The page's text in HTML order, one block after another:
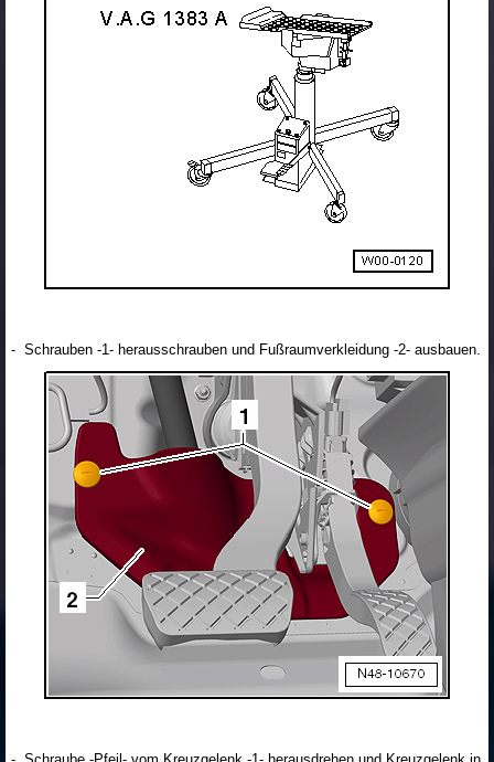
- Schrauben -1- herausschrauben und Fußraumverkleidung -2- ausbauen.